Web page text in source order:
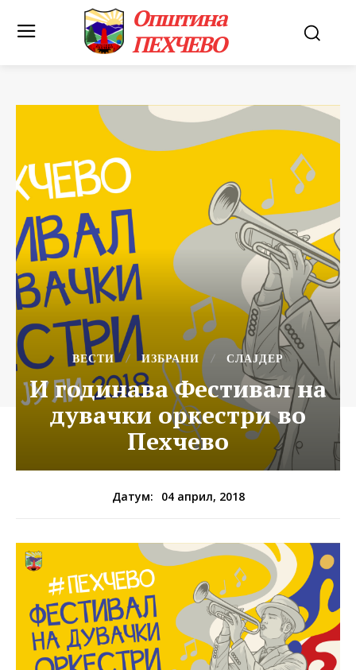
Општина
ПЕХЧЕВО
ВЕСТИ ИЗБРАНИ СЛАЈДЕР
И годинава Фестивал на
дувачки оркестри во
Пехчево
Датум: 04 април, 2018